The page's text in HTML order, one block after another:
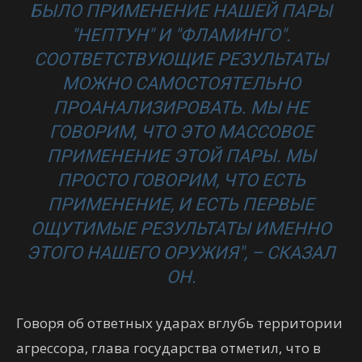
БЫЛО ПРИМЕНЕНИЕ НАШЕЙ ПАРЫ
"НЕПТУН" И "ФЛАМИНГО".
СООТВЕТСТВУЮЩИЕ РЕЗУЛЬТАТЫ
МОЖНО САМОСТОЯТЕЛЬНО
ПРОАНАЛИЗИРОВАТЬ. МЫ НЕ
ГОВОРИМ, ЧТО ЭТО МАССОВОЕ
ПРИМЕНЕНИЕ ЭТОЙ ПАРЫ. МЫ
ПРОСТО ГОВОРИМ, ЧТО ЕСТЬ
ПРИМЕНЕНИЕ, И ЕСТЬ ПЕРВЫЕ
ОЩУТИМЫЕ РЕЗУЛЬТАТЫ ИМЕННО
ЭТОГО НАШЕГО ОРУЖИЯ", – СКАЗАЛ
ОН.
Говоря об ответных ударах вглубь территории
агрессора, глава государства отметил, что в